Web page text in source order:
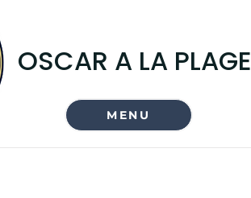
OSCAR A LA PLAGE
MENU